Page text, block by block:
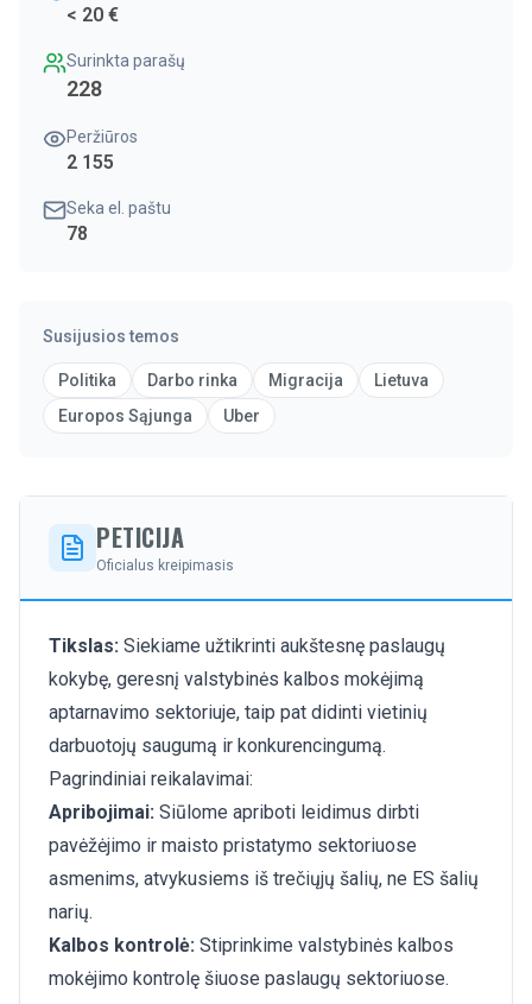
< 20 €
Surinkta parašų
228
Peržiūros
2 155
Seka el. paštu
78
Susijusios temos
Politika Darbo rinka Migracija
Lietuva
Europos Sąjunga
Uber
PETICIJA
Oficialus kreipimasis
Tikslas: Siekiame užtikrinti aukštesnę paslaugų
kokybę, geresnį valstybinės kalbos mokėjimą
aptarnavimo sektoriuje, taip pat didinti vietinių
darbuotojų saugumą ir konkurencingumą.
Pagrindiniai reikalavimai:
Apribojimai: Siūlome apriboti leidimus dirbti
pavėžėjimo ir maisto pristatymo sektoriuose
asmenims, atvykusiems iš trečiųjų šalių, ne ES šalių
narių.
Kalbos kontrolė: Stiprinkime valstybinės kalbos
mokėjimo kontrolę šiuose paslaugų sektoriuose.